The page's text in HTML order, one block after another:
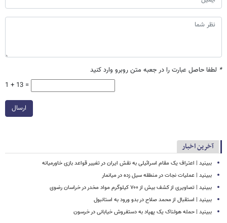
* لطفا حاصل عبارت را در جعبه متن روبرو وارد کنید
1 + 13 =
ارسال
آخرین اخبار
ببینید | اعتراف یک مقام اسرائیلی به نقش ایران در تغییر قواعد بازی خاورمیانه
ببینید | عملیات نجات در منطقه سیل زده در میانمار
ببینید | تصاویری از کشف بیش از ۷۰۰ کیلوگرم مواد مخدر در خراسان رضوی
ببینید | استقبال از محمد صلاح در بدو ورود به استانبول
ببینید | حمله هولناک یک پهپاد به دستفروش خیابانی در خرسون